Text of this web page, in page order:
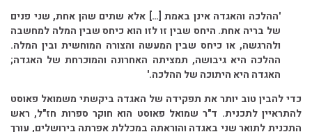
'ההלכה והאגדה אינן באמת […] אלא שתים שהן אחת, שני פנים
של בריה אחת. היחס שבין זו לזו הוא כיחס שבין המלה למחשבה
ולהרגשה, או כיחס שבין המעשה והצורה המוחשית ובין המלה.
ההלכה היא גיבושה, תמציתה האחרונה והמוכרחת של האגדה;
האגדה היא היתוכה של ההלכה.'
כדי להבין טוב יותר את תפקידה של האגדה ביקשתי משמואל פאוסט
להתראיין לתכנית. ד"ר שמואל פאוסט הוא חוקר ספרות חז"ל, ראש
התכנית לתואר שני באגדה והוראתה במכללת אפרתה בירושלים, עורך